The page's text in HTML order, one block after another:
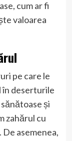
cum ar fi
valoarea
pe care le
în deserturile
și
zahărul cu
asemenea,